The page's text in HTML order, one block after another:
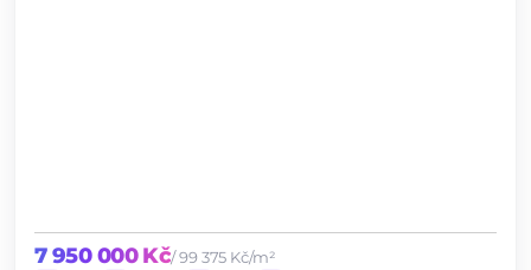
7 950 000 Kč/ 99 375 Kč/m²